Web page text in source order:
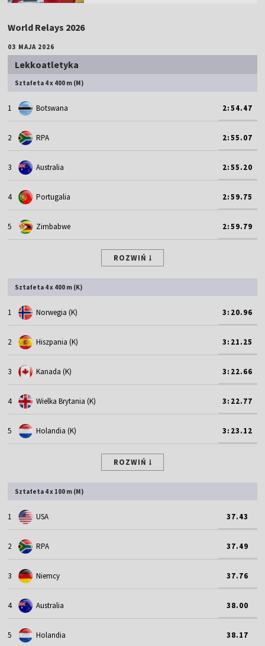
World Relays 2026
03 MAJA 2026
Lekkoatletyka
Sztafeta 4 x 400 m (M)
1 Botswana 2:54.47
2 RPA 2:55.07
3 Australia 2:55.20
4 Portugalia 2:59.75
5 Zimbabwe 2:59.79
ROZWIŃ
Sztafeta 4 x 400 m (K)
1 Norwegia (K) 3:20.96
2 Hiszpania (K) 3:21.25
3 Kanada (K) 3:22.66
4 Wielka Brytania (K) 3:22.77
5 Holandia (K) 3:23.12
ROZWIŃ
Sztafeta 4 x 100 m (M)
1 USA 37.43
2 RPA 37.49
3 Niemcy 37.76
4 Australia 38.00
5 Holandia 38.17